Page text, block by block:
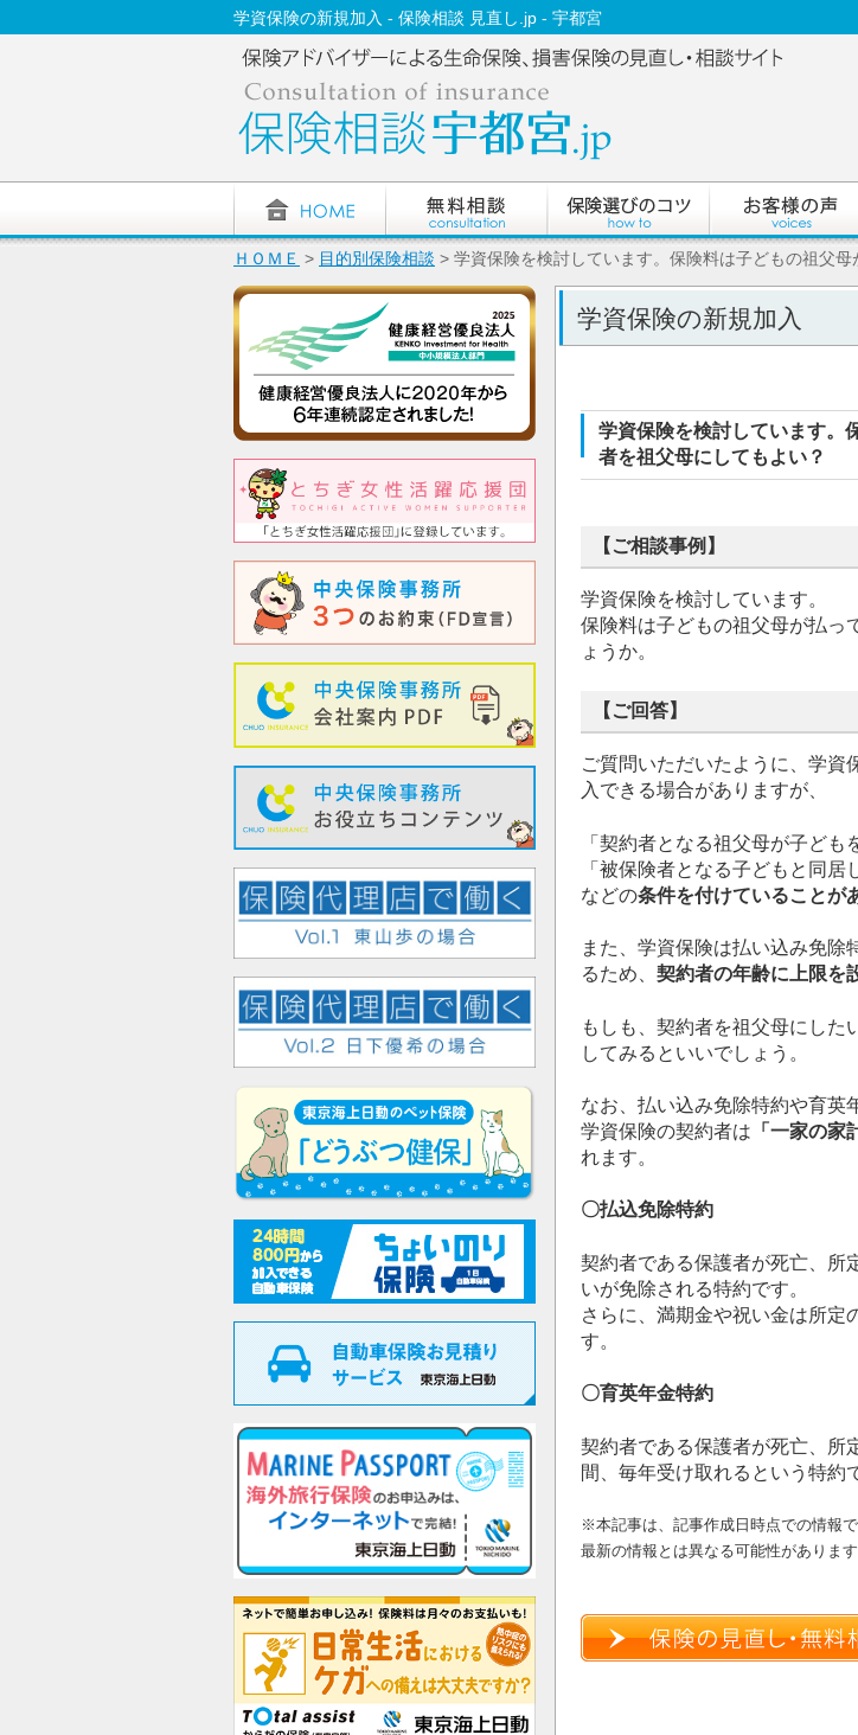
学資保険の新規加入 - 保険相談 見直し.jp - 宇都宮
ＨＯＭＥ > 目的別保険相談 > 学資保険を検討しています。保険料は子どもの祖父
学資保険の新規加入
学資保険を検討しています。
者を祖父母にしてもよい？
【ご相談事例】
学資保険を検討しています。
保険料は子どもの祖父母が払っ
ょうか。
【ご回答】
ご質問いただいたように、学資
入できる場合がありますが、
「契約者となる祖父母が子ども
「被保険者となる子どもと同居
などの条件を付けていることが
また、学資保険は払い込み免除
るため、 契約者の年齢に上限を
もしも、契約者を祖父母にした
してみるといいでしょう。
なお、払い込み免除特約や育英
学資保険の契約者は 「一家の
れます。
〇払込免除特約
契約者である保護者が死亡、所
いが免除される特約です。
さらに、満期金や祝い金は所定
す。
〇育英年金特約
契約者である保護者が死亡、所
間、毎年受け取れるという特約
※本記事は、記事作成日時点での情報で
最新の情報とは異なる可能性がありま